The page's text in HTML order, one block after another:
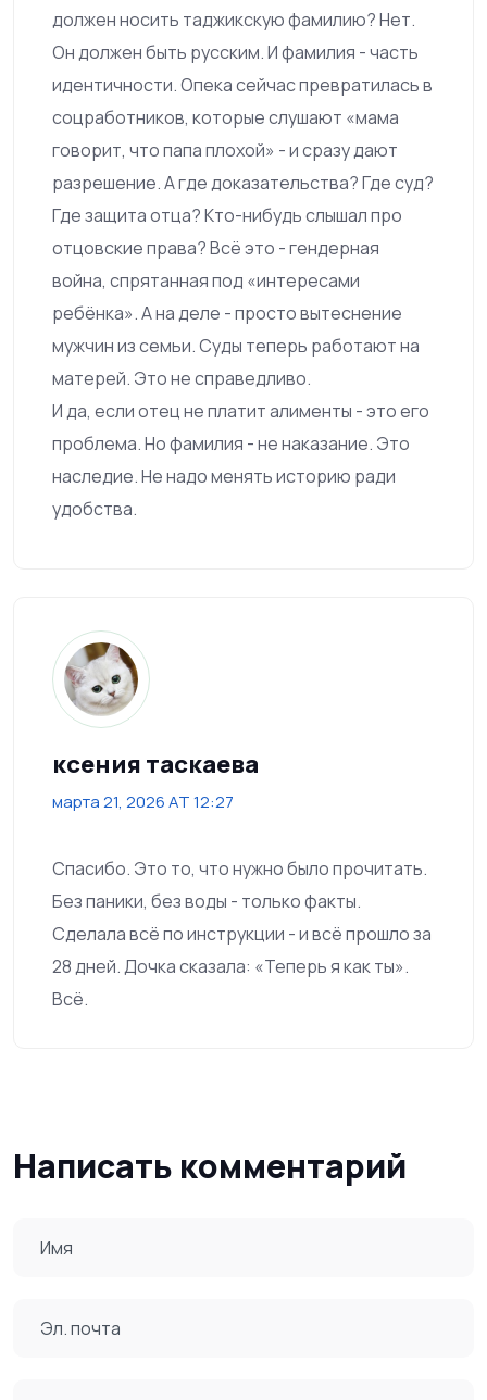
должен носить таджикскую фамилию? Нет.
Он должен быть русским. И фамилия - часть
идентичности. Опека сейчас превратилась в
соцработников, которые слушают «мама
говорит, что папа плохой» - и сразу дают
разрешение. А где доказательства? Где суд?
Где защита отца? Кто-нибудь слышал про
отцовские права? Всё это - гендерная
война, спрятанная под «интересами
ребёнка». А на деле - просто вытеснение
мужчин из семьи. Суды теперь работают на
матерей. Это не справедливо.
И да, если отец не платит алименты - это его
проблема. Но фамилия - не наказание. Это
наследие. Не надо менять историю ради
удобства.
ксения таскаева
марта 21, 2026 AT 12:27
Спасибо. Это то, что нужно было прочитать.
Без паники, без воды - только факты.
Сделала всё по инструкции - и всё прошло за
28 дней. Дочка сказала: «Теперь я как ты».
Всё.
Написать комментарий